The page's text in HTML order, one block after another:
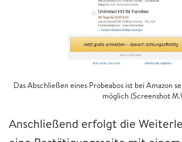
Das Abschließen eines Probeabos ist bei Amazon
möglich (Screenshot
Anschließend erfolgt die